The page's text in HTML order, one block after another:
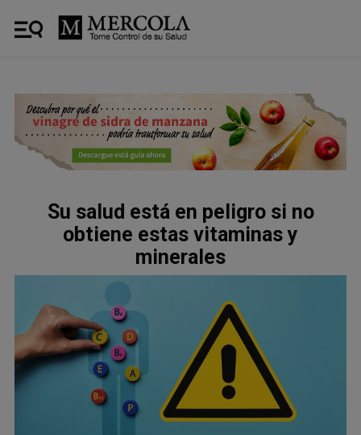
Su salud está en peligro si no
obtiene estas vitaminas y
minerales